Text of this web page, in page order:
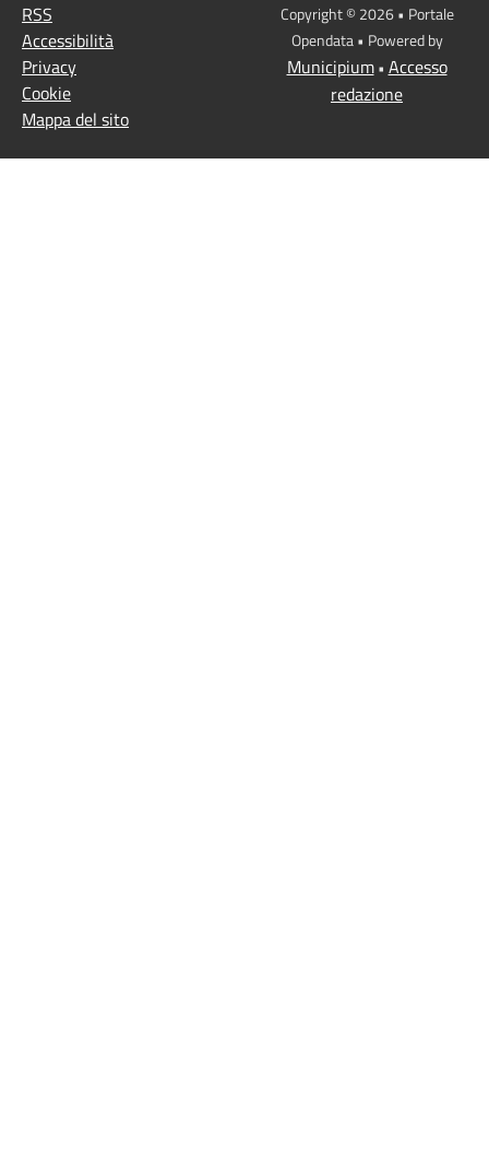
RSS
Accessibilità
Privacy
Cookie
Mappa del sito
Copyright © 2026 • Portale
Opendata • Powered by
Municipium• Accesso
redazione